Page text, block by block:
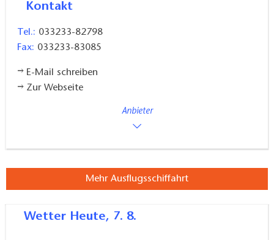
Kontakt
Tel.: 033233-82798
Fax: 033233-83085
E-Mail schreiben
Zur Webseite
Anbieter
Mehr Ausflugsschiffahrt
Wetter Heute, 7. 8.